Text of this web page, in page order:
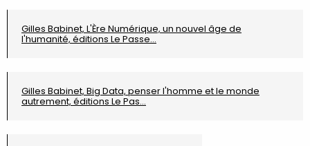
Gilles Babinet, L'Ère Numérique, un nouvel âge de
l'humanité, éditions Le Passe…
Gilles Babinet, Big Data, penser l'homme et le monde
autrement, éditions Le Pas…